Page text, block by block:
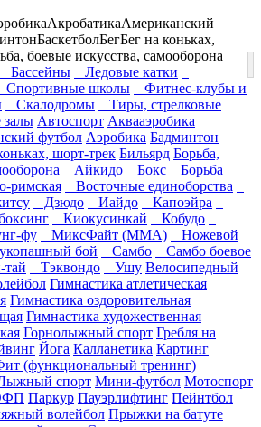
АкробатикаАмериканский
БаскетболБегБег на коньках,
боевые искусства, самооборона
Бассейны
Ледовые катки
Спортивные школы
Фитнес-клубы и
Скалодромы
Тиры, стрелковые
Автоспорт Аквааэробика
футбол Аэробика Бадминтон
шорт-трек Бильярд Борьба,
Айкидо Бокс
Борьба
римская
Восточные единоборства
Дзюдо Иайдо
Капоэйра
Киокусинкай
Кобудо
фу МиксФайт (ММА)
Ножевой
бой Самбо
Самбо боевое
Тэквондо Ушу Велосипедный
Гимнастика атлетическая
Гимнастика оздоровительная
Гимнастика художественная
Горнолыжный спорт Гребля на
Йога Калланетика Картинг
(функциональный тренинг)
спорт Мини-футбол Мотоспорт
Паркур Пауэрлифтинг Пейнтбол
волейбол Прыжки на батуте